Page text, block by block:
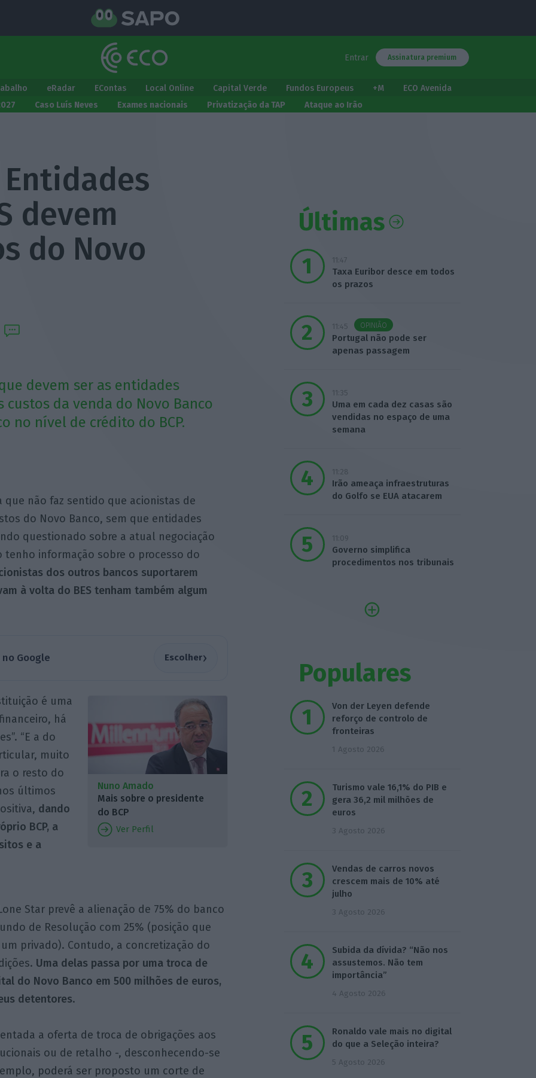
Entrar Assinatura premium
eRadar EContas Local Online Capital Verde Fundos Europeus +M
ECO Avenida
Caso Luís Neves Exames nacionais Privatização da TAP Ataque ao Irão
devem
do Novo
devem ser as entidades
custos da venda do Novo Banco
no nível de crédito do BCP.
que não faz sentido que acionistas de
do Novo Banco, sem que entidades
questionado sobre a atual negociação
tenho informação sobre o processo do
dos outros bancos suportarem
à volta do BES tenham também algum
Google Escolher›
Nuno Amado
Mais sobre o presidente
do BCP
Ver Perfil
é uma
há
“E a do
muito
o resto do
últimos
dando
BCP, a
e a
Star prevê a alienação de 75% do banco
de Resolução com 25% (posição que
privado). Contudo, a concretização do
Uma delas passa por uma troca de
do Novo Banco em 500 milhões de euros,
detentores.
a oferta de troca de obrigações aos
ou de retalho -, desconhecendo-se
poderá ser proposto um corte de
Últimas
11:47
Taxa Euribor desce em todos
os prazos
11:45 OPINIÃO
Portugal não pode ser
apenas passagem
11:35
Uma em cada dez casas são
vendidas no espaço de uma
semana
11:28
Irão ameaça infraestruturas
do Golfo se EUA atacarem
11:09
Governo simplifica
procedimentos nos tribunais
Populares
Von der Leyen defende
reforço de controlo de
fronteiras
1 Agosto 2026
Turismo vale 16,1% do PIB e
gera 36,2 mil milhões de
euros
3 Agosto 2026
Vendas de carros novos
crescem mais de 10% até
julho
3 Agosto 2026
Subida da dívida? “Não nos
assustemos. Não tem
importância”
4 Agosto 2026
Ronaldo vale mais no digital
do que a Seleção inteira?
5 Agosto 2026